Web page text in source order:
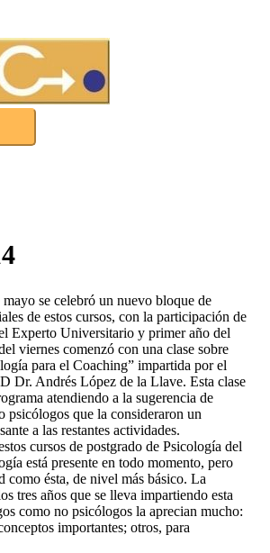
se celebró un nuevo bloque de
de estos cursos, con la participación de
Experto Universitario y primer año del
viernes comenzó con una clase sobre
para el Coaching” impartida por el
Dr. Andrés López de la Llave. Esta clase
atendiendo a la sugerencia de
psicólogos que la consideraron un
a las restantes actividades.
cursos de postgrado de Psicología del
está presente en todo momento, pero
como ésta, de nivel más básico. La
tres años que se lleva impartiendo esta
como no psicólogos la aprecian mucho:
importantes; otros, para